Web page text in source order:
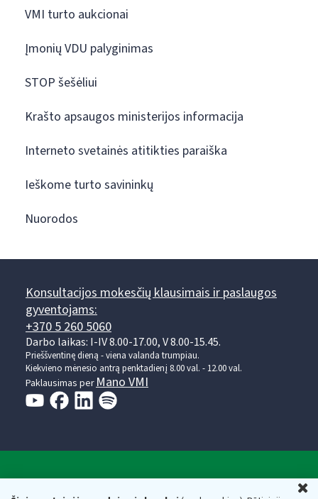
VMI turto aukcionai
Įmonių VDU palyginimas
STOP šešėliui
Krašto apsaugos ministerijos informacija
Interneto svetainės atitikties paraiška
Ieškome turto savininkų
Nuorodos
Konsultacijos mokesčių klausimais ir paslaugos
gyventojams:
+370 5 260 5060
Darbo laikas: I-IV 8.00-17.00, V 8.00-15.45.
Prieššventinę dieną - viena valanda trumpiau.
Kiekvieno mėnesio antrą penktadienį 8.00 val. - 12.00 val.
Paklausimas perMano VMI
Valstybinė mokesčių inspekcija prie Lietuvos